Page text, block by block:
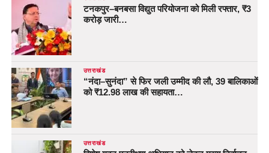
टनकपुर–बनबसा विद्युत परियोजना को मिली रफ्तार, ₹3
करोड़ जारी…
उत्तराखंड
“नंदा–सुनंदा” से फिर जली उम्मीद की लौ, 39 बालिकाओं
को ₹12.98 लाख की सहायता…
उत्तराखंड